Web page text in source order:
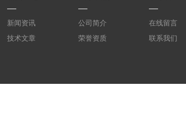
新闻资讯
技术文章
公司简介
荣誉资质
在线留言
联系我们